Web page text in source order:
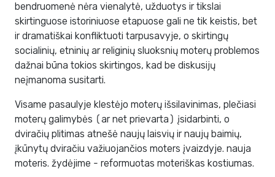
bendruomenė nėra vienalytė, užduotys ir tikslai
skirtinguose istoriniuose etapuose gali ne tik keistis, bet
ir dramatiškai konfliktuoti tarpusavyje, o skirtingų
socialinių, etninių ar religinių sluoksnių moterų problemos
dažnai būna tokios skirtingos, kad be diskusijų
neįmanoma susitarti.
Visame pasaulyje klestėjo moterų išsilavinimas, plečiasi
moterų galimybės (ar net prievarta) įsidarbinti, o
dviračių plitimas atnešė naujų laisvių ir naujų baimių,
įkūnytų dviračiu važiuojančios moters įvaizdyje. nauja
moteris. žydėjime - reformuotas moteriškas kostiumas.